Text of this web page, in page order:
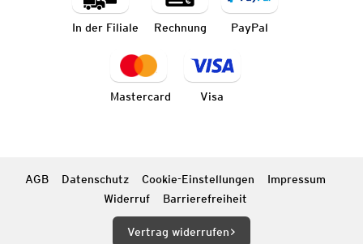
In der Filiale Rechnung PayPal
Mastercard Visa
AGB Datenschutz Cookie-Einstellungen
Impressum
Widerruf
Barrierefreiheit
Vertrag widerrufen